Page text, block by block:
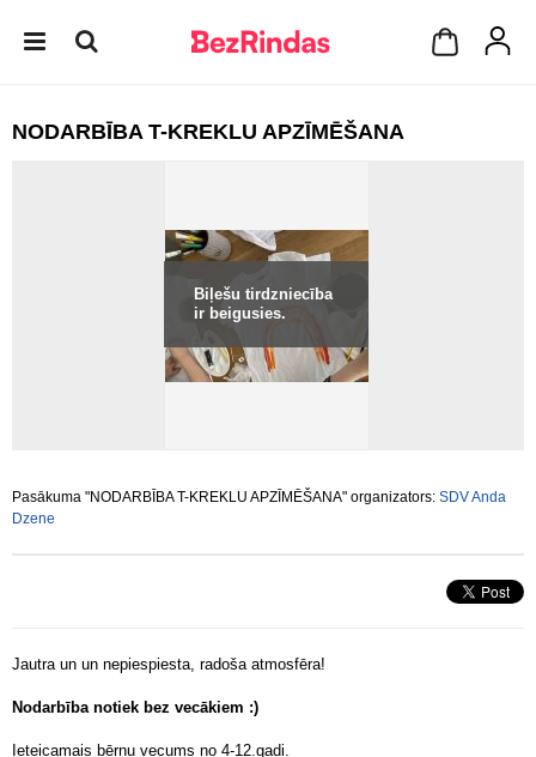
NODARBĪBA T-KREKLU APZĪMĒŠANA
Biļešu tirdzniecība
ir beigusies.
Pasākuma "NODARBĪBA T-KREKLU APZĪMĒŠANA" organizators: SDV Anda
Dzene
Jautra un un nepiespiesta, radoša atmosfēra!
Nodarbība notiek bez vecākiem :)
Ieteicamais bērnu vecums no 4-12.gadi.